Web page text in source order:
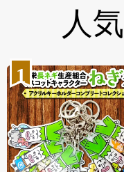
人
1